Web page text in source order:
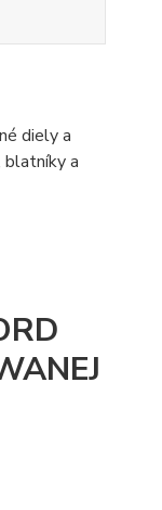
diely a
blatníky a